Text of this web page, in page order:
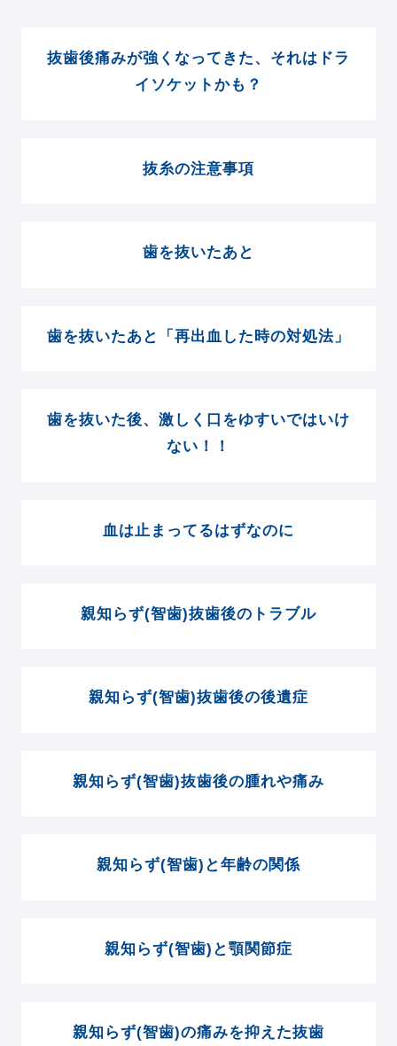
抜歯後痛みが強くなってきた、それはドラ
イソケットかも？
抜糸の注意事項
歯を抜いたあと
歯を抜いたあと「再出血した時の対処法」
歯を抜いた後、激しく口をゆすいではいけ
ない！！
血は止まってるはずなのに
親知らず(智歯)抜歯後のトラブル
親知らず(智歯)抜歯後の後遺症
親知らず(智歯)抜歯後の腫れや痛み
親知らず(智歯)と年齢の関係
親知らず(智歯)と顎関節症
親知らず(智歯)の痛みを抑えた抜歯